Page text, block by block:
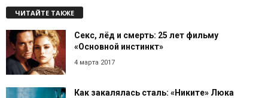
ЧИТАЙТЕ ТАКЖЕ
Секс, лёд и смерть: 25 лет фильму
«Основной инстинкт»
4 марта 2017
Как закалялась сталь: «Никите» Люка